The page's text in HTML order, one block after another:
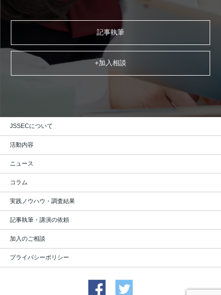
記事執筆
+加入相談
JSSECについて
活動内容
ニュース
コラム
実践ノウハウ・調査結果
記事執筆・講演の依頼
加入のご相談
プライバシーポリシー